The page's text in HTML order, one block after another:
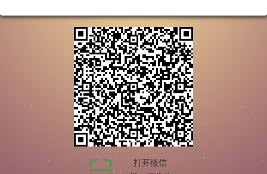
打开微信